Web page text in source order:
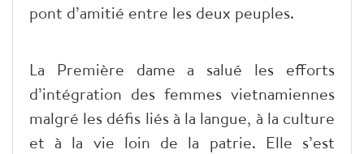
pont d’amitié entre les deux peuples.
La Première dame a salué les efforts
d’intégration des femmes vietnamiennes
malgré les défis liés à la langue, à la culture
et à la vie loin de la patrie. Elle s’est